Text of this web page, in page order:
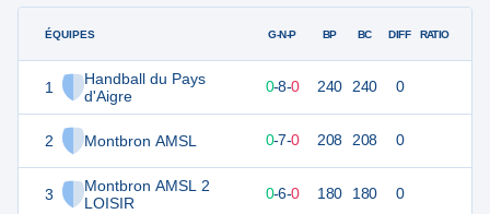
ÉQUIPES
1
Handball du Pays
d'Aigre
2 Montbron AMSL
3
Montbron AMSL 2
LOISIR
G-N-P BP BC DIFF RATIO
16 0-8-0 240 240 0
0-7-0 208 208 0
12 0-6-0 180 180 0